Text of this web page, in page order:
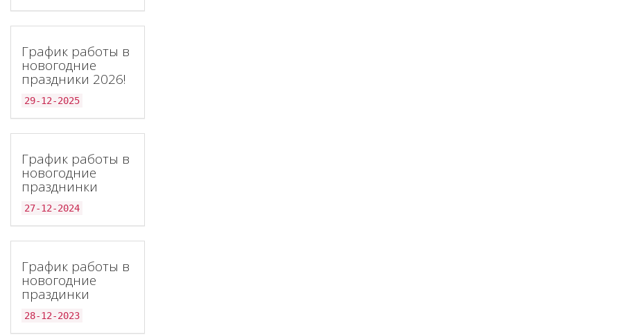
График работы в
новогодние
праздники 2026!
29-12-2025
График работы в
новогодние
празднинки
27-12-2024
График работы в
новогодние
праздинки
28-12-2023